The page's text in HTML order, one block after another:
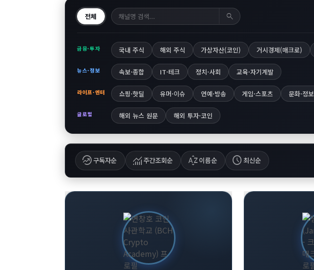
전체 search
금융·투자 국내 주식 해외 주식 가상자산(코인) 거시경제(매크로)
뉴스·정보 속보·종합 IT·테크 정치·사회 교육·자기계발
라이프·엔터 쇼핑·핫딜 유머·이슈 연예·방송 게임·스포츠 문화·정보
글로벌 해외 뉴스 원문 해외 투자·코인
whatshot구독자순 monitoring주간조회순 sort_by_alpha 이름순 schedule 최신순